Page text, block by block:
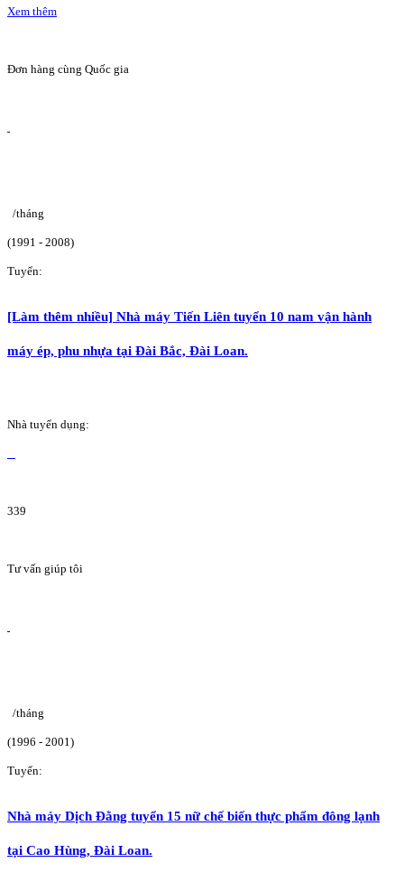
Xem thêm
Đơn hàng cùng Quốc gia
/tháng
(1991 - 2008)
Tuyển:
[Làm thêm nhiều] Nhà máy Tiến Liên tuyển 10 nam vận hành
máy ép, phu nhựa tại Đài Bắc, Đài Loan.
Nhà tuyển dụng:
339
Tư vấn giúp tôi
/tháng
(1996 - 2001)
Tuyển:
Nhà máy Dịch Đằng tuyển 15 nữ chế biến thực phẩm đông lạnh
tại Cao Hùng, Đài Loan.